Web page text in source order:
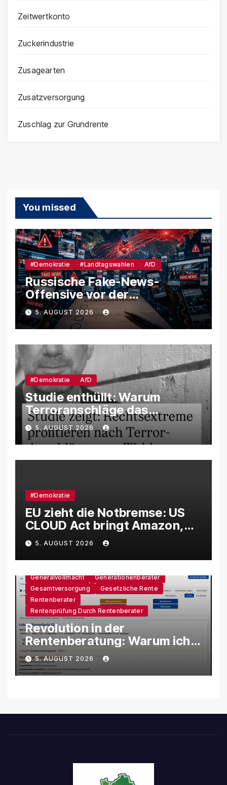
Zeitwertkonto
Zuckerindustrie
Zusagearten
Zusatzversorgung
Zuschlag zur Grundrente
You missed
#Demokratie #Landtagswahlen AfD
Russische Fake-News-
Offensive vor der
Landtagswahl – So soll
unsere Demokratie
manipuliert werden
5. AUGUST 2026
#Demokratie AfD
Studie enthüllt: Warum
Terroranschläge das
Wahlverhalten verändern –
und weshalb die AfD davon
besonders profitiert
5. AUGUST 2026
#Demokratie
EU zieht die Notbremse: US
CLOUD Act bringt Amazon,
Google und Microsoft massiv
unter Druck
5. AUGUST 2026
Generalvollmacht
Generationenberater
Gesamtversorgung
Gesetzliche Rente
Rentenberater
Rentenprüfung Durch Rentenberater
Revolution in der
Rentenberatung: Warum ich
eine eigene KI-Software
entwickle
5. AUGUST 2026